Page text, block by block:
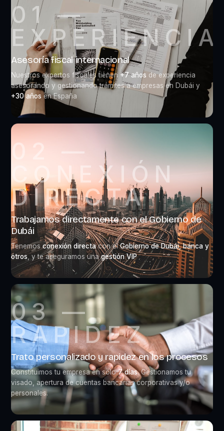
01 —
EXPERIENCIA
Asesoría fiscal internacional
Nuestros expertos fiscales tienen +7 años de experiencia
asesorando y gestionando trámites a empresas en Dubái y
+30 años en España
02 —
CONEXIÓN
DIRECTA
Trabajamos directamente con el Gobierno de
Dubái
Tenemosconexión directacon elGobierno de Dubái, banca y
otros , y te aseguramos unagestión VIP
03 —
RAPIDEZ
Trato personalizado y rapidez en los procesos
Constituimos tu empresa en solo7 días. Gestionamos tu
visado, apertura de cuentas bancarias corporativas y/o
personales.